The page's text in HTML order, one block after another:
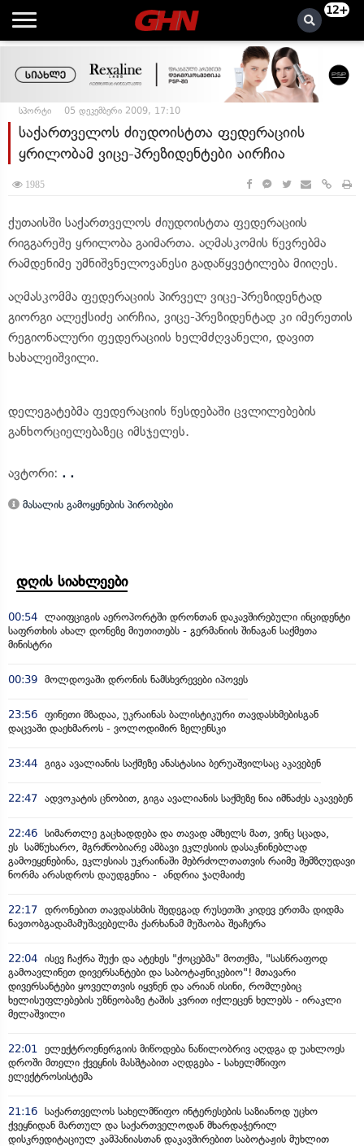
12+
სპორტი 05 დეკემბერი 2009, 17:10
საქართველოს ძიუდოისტთა ფედერაციის
ყრილობამ ვიცე-პრეზიდენტები აირჩია
1985
ქუთაისში საქართველოს ძიუდოისტთა ფედერაციის
რიგგარეშე ყრილობა გაიმართა. აღმასკომის წევრებმა
რამდენიმე უმნიშვნელოვანესი გადაწყვეტილება მიიღეს.
აღმასკომმა ფედერაციის პირველ ვიცე-პრეზიდენტად
გიორგი ალექსიძე აირჩია, ვიცე-პრეზიდენტად კი იმერეთის
რეგიონალური ფედერაციის ხელმძღვანელი, დავით
ხახალეიშვილი.
დელეგატებმა ფედერაციის წესდებაში ცვლილებების
განხორციელებაზეც იმსჯელეს.
ავტორი: . .
მასალის გამოყენების პირობები
დღის სიახლეები
00:54 ლაიფციგის აეროპორტში დრონთან დაკავშირებული ინციდენტი
საფრთხის ახალ დონეზე მიუთითებს - გერმანიის შინაგან საქმეთა
მინისტრი
00:39 მოლდოვაში დრონის ნამსხვრევები იპოვეს
23:56 ფინეთი მზადაა, უკრაინას ბალისტიკური თავდასხმებისგან
დაცვაში დაეხმაროს - ვოლოდიმირ ზელენსკი
23:44 გიგა ავალიანის საქმეზე ანასტასია ბერუაშვილსაც აკავებენ
22:47 ადვოკატის ცნობით, გიგა ავალიანის საქმეზე ნია იმნაძეს აკავებენ
22:46 სიმართლე გაცხადდება და თავად ამხელს მათ, ვინც სცადა,
ეს სამწუხარო, მგრძნობიარე ამბავი ეკლესიის დასაკნინებლად
გამოეყენებინა, ეკლესიას უკრაინაში მებრძოლთათვის რაიმე შემზღუდავი
ნორმა არასდროს დაუდგენია - ანდრია ჯაღმაიძე
22:17 დრონებით თავდასხმის შედეგად რუსეთში კიდევ ერთმა დიდმა
ნავთობგადამამუშავებელმა ქარხანამ მუშაობა შეაჩერა
22:04 ისევ ჩაქრა შუქი და ატეხეს "ქოცებმა" მოთქმა, "სასწრაფოდ
გამოავლინეთ დივერსანტები და საბოტაჟნიკებიო"! მთავარი
დივერსანტები ყოველთვის იყვნენ და არიან ისინი, რომლებიც
ხელისუფლებების უზნეობაზე ტაშის კვრით იქლეცენ ხელებს - ირაკლი
მელაშვილი
22:01 ელექტროენერგიის მიწოდება ნაწილობრივ აღდგა დ უახლოეს
დროში მთელი ქვეყნის მასშტაბით აღდგება - სახელმწიფო
ელექტროსისტემა
21:16 საქართველოს სახელმწიფო ინტერესების საზიანოდ უცხო
ქვეყნიდან მართულ და საქართველოდან მხარდაჭერილ
დისკრედიტაციულ კამპანიასთან დაკავშირებით საბოტაჟის მუხლით